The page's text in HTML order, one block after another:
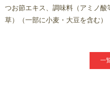
つお節エキス、調味料（アミノ
草）（一部に小麦・大豆を含む）
一